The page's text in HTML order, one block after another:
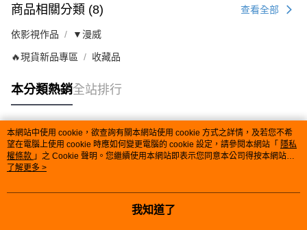
商品相關分類 (8) 查看全部
依影視作品 ▼漫威
🔥現貨新品專區 收藏品
本分類熱銷全站排行
熱門標籤
本網站中使用 cookie，欲查詢有關本網站使用 cookie 方式之詳情，及若您不希
望在電腦上使用 cookie 時應如何變更電腦的 cookie 設定，請參閱本網站「 隱私
權條款 」之 Cookie 聲明。您繼續使用本網站即表示您同意本公司得按本網站使
用條款之 Cookie 聲明使用 cookie。
了解更多 >
我知道了